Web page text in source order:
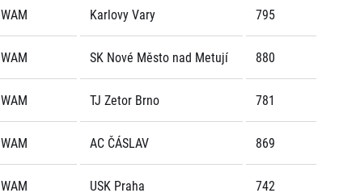
WAM Karlovy Vary 795
WAM SK Nové Město nad Metují 880
WAM TJ Zetor Brno 781
WAM AC ČÁSLAV 869
WAM USK Praha 742